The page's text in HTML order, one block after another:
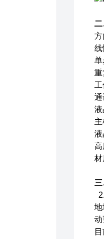
二
方
线
单
重
通
液
液
高
材
地
动